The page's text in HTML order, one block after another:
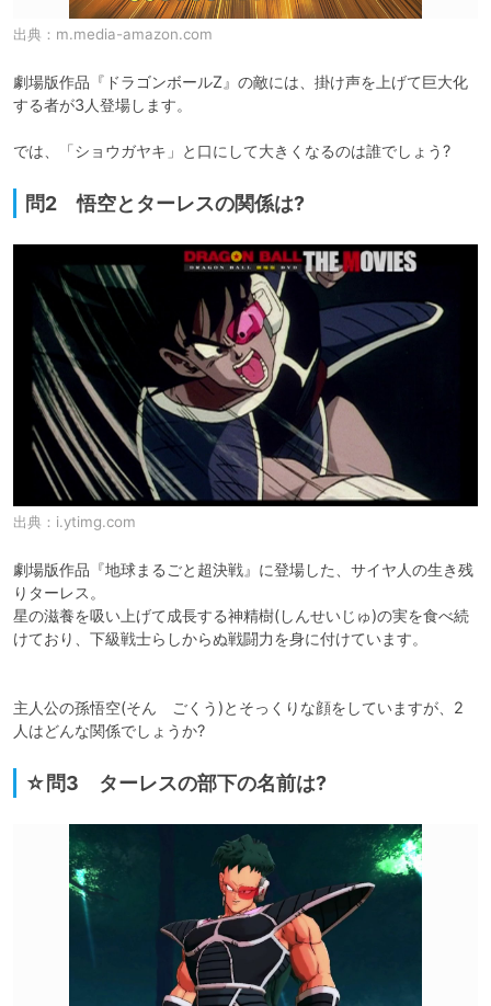
出典： m.media-amazon.com
劇場版作品『ドラゴンボールZ』の敵には、掛け声を上げて巨大化
する者が3人登場します。
では、「ショウガヤキ」と口にして大きくなるのは誰でしょう?
問2 悟空とターレスの関係は?
出典： i.ytimg.com
劇場版作品『地球まるごと超決戦』に登場した、サイヤ人の生き残
りターレス。
星の滋養を吸い上げて成長する神精樹(しんせいじゅ)の実を食べ続
けており、下級戦士らしからぬ戦闘力を身に付けています。
主人公の孫悟空(そん　ごくう)とそっくりな顔をしていますが、2
人はどんな関係でしょうか?
☆問3 ターレスの部下の名前は?